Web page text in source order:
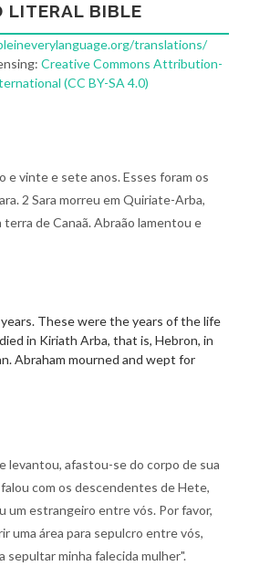
LITERAL BIBLE
translations/
Creative Commons Attribution-
(CC BY-SA 4.0)
e vinte e sete anos. Esses foram os
2 Sara morreu em Quiriate-Arba,
terra de Canaã. Abraão lamentou e
years. These were the years of the life
in Kiriath Arba, that is, Hebron, in
Abraham mourned and wept for
levantou, afastou-se do corpo de sua
com os descendentes de Hete,
um estrangeiro entre vós. Por favor,
uma área para sepulcro entre vós,
sepultar minha falecida mulher".